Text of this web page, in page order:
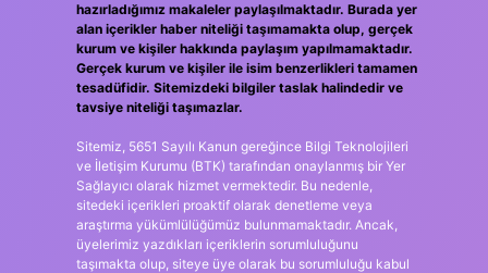
hazırladığımız makaleler paylaşılmaktadır. Burada yer
alan içerikler haber niteliği taşımamakta olup, gerçek
kurum ve kişiler hakkında paylaşım yapılmamaktadır.
Gerçek kurum ve kişiler ile isim benzerlikleri tamamen
tesadüfidir. Sitemizdeki bilgiler taslak halindedir ve
tavsiye niteliği taşımazlar.
Sitemiz, 5651 Sayılı Kanun gereğince Bilgi Teknolojileri
ve İletişim Kurumu (BTK) tarafından onaylanmış bir Yer
Sağlayıcı olarak hizmet vermektedir. Bu nedenle,
sitedeki içerikleri proaktif olarak denetleme veya
araştırma yükümlülüğümüz bulunmamaktadır. Ancak,
üyelerimiz yazdıkları içeriklerin sorumluluğunu
taşımakta olup, siteye üye olarak bu sorumluluğu kabul